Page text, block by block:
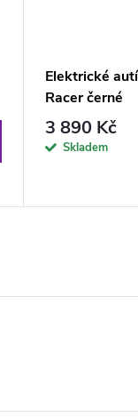
Elektrické
Racer černé
3 890 Kč
Skladem